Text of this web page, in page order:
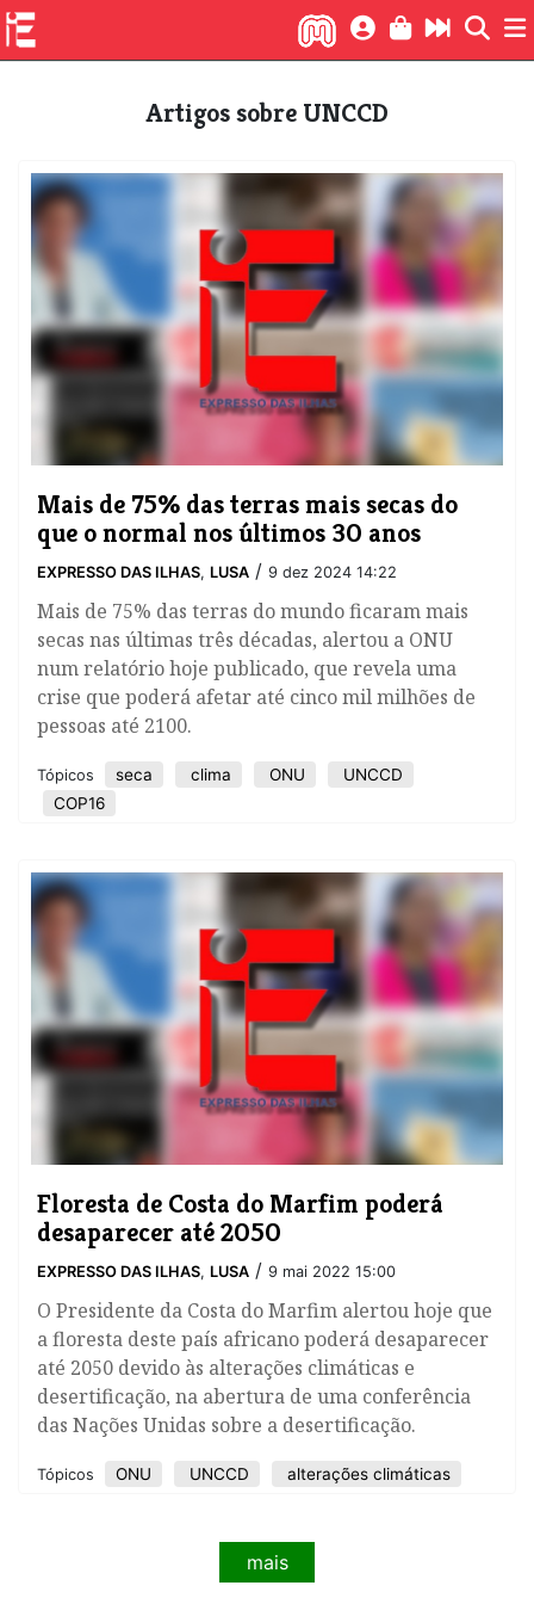
Artigos sobre UNCCD
Mais de 75% das terras mais secas do
que o normal nos últimos 30 anos
EXPRESSO DAS ILHAS, LUSA / 9 dez 2024 14:22
Mais de 75% das terras do mundo ficaram mais
secas nas últimas três décadas, alertou a ONU
num relatório hoje publicado, que revela uma
crise que poderá afetar até cinco mil milhões de
pessoas até 2100.
Tópicos seca clima ONU
UNCCD
COP16
Floresta de Costa do Marfim poderá
desaparecer até 2050
EXPRESSO DAS ILHAS, LUSA / 9 mai 2022 15:00
O Presidente da Costa do Marfim alertou hoje que
a floresta deste país africano poderá desaparecer
até 2050 devido às alterações climáticas e
desertificação, na abertura de uma conferência
das Nações Unidas sobre a desertificação.
Tópicos ONU UNCCD alterações climáticas
mais